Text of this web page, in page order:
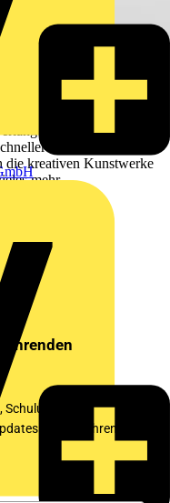
neue WAGO
vor, zeigen, wie man
kann oder wie
und einfacher
die kreativen Kunstwerke
mehr.
direkt in Ihren